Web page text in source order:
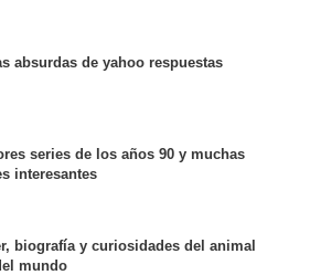
absurdas de yahoo respuestas
series de los años 90 y muchas
interesantes
biografía y curiosidades del animal
mundo